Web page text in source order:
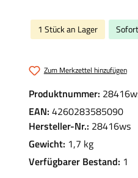
1 Stück an Lager
Zum Merkzettel hinzufügen
Produktnummer:
EAN: 4260283585090
Hersteller-Nr.: 28416ws
Gewicht: 1,7 kg
Verfügbarer Bestand: 1